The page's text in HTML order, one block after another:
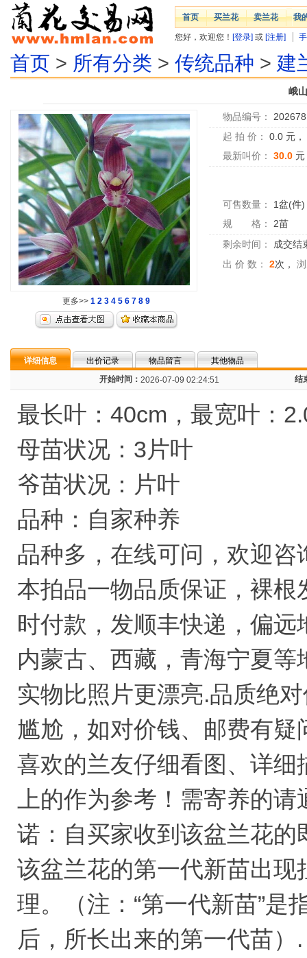
首页 买兰花 卖兰花 我
您好，欢迎您！ [登录] 或 [注册]
首页 > 所有分类 > 传统品种 > 建
峨
更多>> 1 2 3 4 5 6 7 8 9
物品编号：
起 拍 价：
0.0 元，
最新叫价：
30.0 元
可售数量： 1盆(件)
规 格：
2苗
剩余时间：
成交结
出 价 数：
2次，
详细信息 出价记录 物品留言
其他物品
开始时间： 2026-07-09 02:24:51 结
最长叶：40cm，最宽叶：
母苗状况：3片叶
爷苗状况：片叶
品种：自家种养
品种多，在线可问，欢迎咨
本拍品一物品质保证，裸
时付款，发顺丰快递，偏
内蒙古、西藏，青海宁夏
实物比照片更漂亮.品质绝
尴尬，如对价钱、邮费有
喜欢的兰友仔细看图、详
上的作为参考！需寄养的
诺：自买家收到该盆兰花
该盆兰花的第一代新苗出
理。（注：“第一代新苗”是
后，所长出来的第一代苗